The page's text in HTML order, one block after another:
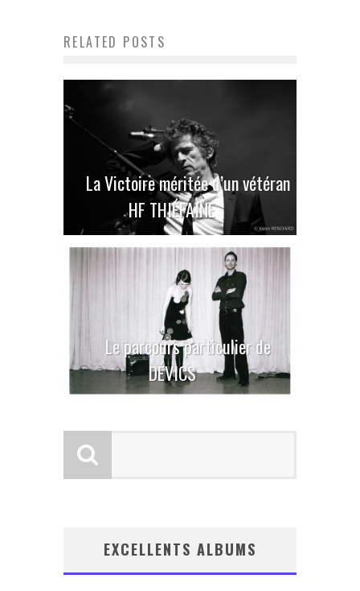
RELATED POSTS
La Victoire méritée d’un vétéran
HF THIÉFAINE
Le parcours particulier de
DÉVICS
EXCELLENTS ALBUMS